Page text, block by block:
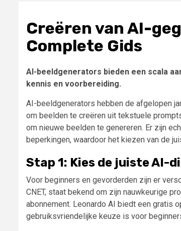
Creëren van AI-
Complete Gids
AI-beeldgenerators bieden een scala
kennis en voorbereiding.
AI-beeldgenerators hebben de afgelopen
om beelden te creëren uit tekstuele
om nieuwe beelden te genereren. Er zijn
beperkingen, waardoor het kiezen van de
Stap 1: Kies de juiste AI-
Voor beginners en gevorderden zijn er
CNET, staat bekend om zijn nauwkeurige
abonnement. Leonardo AI biedt een gratis
gebruiksvriendelijke keuze is voor